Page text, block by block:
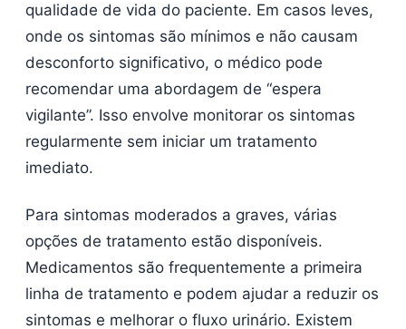
qualidade de vida do paciente. Em casos leves,
onde os sintomas são mínimos e não causam
desconforto significativo, o médico pode
recomendar uma abordagem de “espera
vigilante”. Isso envolve monitorar os sintomas
regularmente sem iniciar um tratamento
imediato.
Para sintomas moderados a graves, várias
opções de tratamento estão disponíveis.
Medicamentos são frequentemente a primeira
linha de tratamento e podem ajudar a reduzir os
sintomas e melhorar o fluxo urinário. Existem